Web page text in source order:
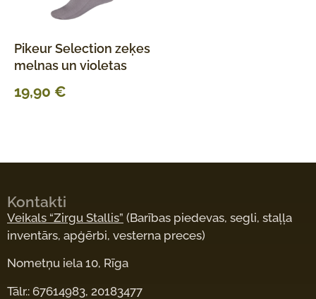
Pikeur Selection zeķes
melnas un violetas
19,90 €
Kontakti
Veikals “Zirgu Stallis” (Barības piedevas, segli, staļļa
inventārs, apģērbi, vesterna preces)
Nometņu iela 10, Rīga
Tālr.: 67614983, 20183477